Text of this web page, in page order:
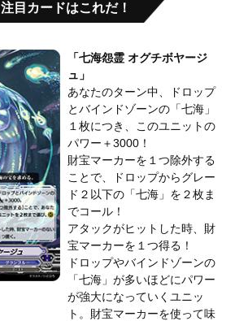
注目カードはこれだ！
「七海怨霊 オグチボヤージ
ュ」
あなたのターン中、ドロップ
とバインドゾーンの「七海」
１枚につき、このユニットの
パワー＋3000！
財宝マーカーを１つ除外する
ことで、ドロップからグレー
ド２以下の「七海」を２枚ま
でコール！
アタックがヒットした時、財
宝マーカーを１つ得る！
ドロップやバインドゾーンの
「七海」が多いほどにパワー
が強大になっていくユニッ
ト。財宝マーカーを使って味